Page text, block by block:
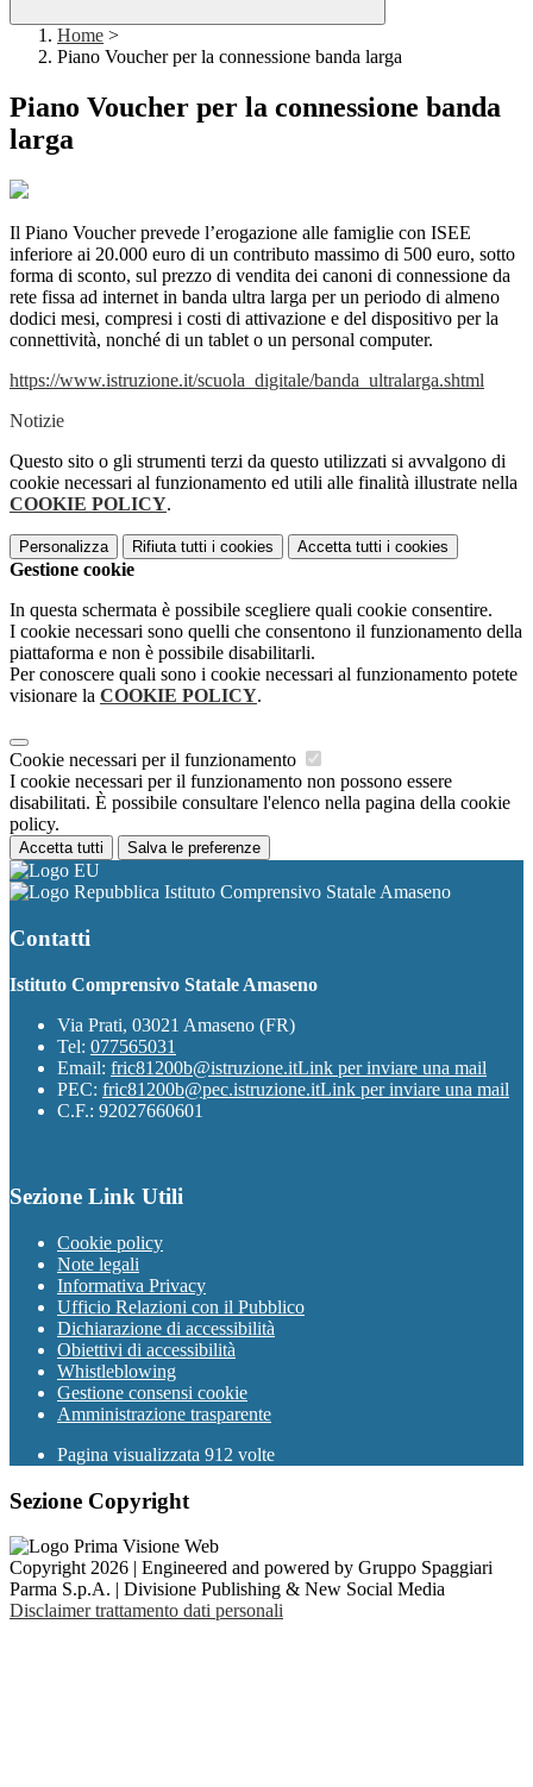
Home >
Piano Voucher per la connessione banda larga
Piano Voucher per la connessione banda
larga
Il Piano Voucher prevede l’erogazione alle famiglie con ISEE
inferiore ai 20.000 euro di un contributo massimo di 500 euro, sotto
forma di sconto, sul prezzo di vendita dei canoni di connessione da
rete fissa ad internet in banda ultra larga per un periodo di almeno
dodici mesi, compresi i costi di attivazione e del dispositivo per la
connettività, nonché di un tablet o un personal computer.
https://www.istruzione.it/scuola_digitale/banda_ultralarga.shtml
Notizie
Questo sito o gli strumenti terzi da questo utilizzati si avvalgono di
cookie necessari al funzionamento ed utili alle finalità illustrate nella
COOKIE POLICY.
Personalizza Rifiuta tutti i cookies Accetta tutti i cookies
Gestione cookie
In questa schermata è possibile scegliere quali cookie consentire.
I cookie necessari sono quelli che consentono il funzionamento della
piattaforma e non è possibile disabilitarli.
Per conoscere quali sono i cookie necessari al funzionamento potete
visionare la COOKIE POLICY.
Cookie necessari per il funzionamento
I cookie necessari per il funzionamento non possono essere
disabilitati. È possibile consultare l'elenco nella pagina della cookie
policy.
Accetta tutti Salva le preferenze
Istituto Comprensivo Statale Amaseno
Contatti
Istituto Comprensivo Statale Amaseno
Via Prati, 03021 Amaseno (FR)
Tel: 077565031
Email: fric81200b@istruzione.itLink per inviare una mail
PEC: fric81200b@pec.istruzione.itLink per inviare una mail
C.F.: 92027660601
Sezione Link Utili
Cookie policy
Note legali
Informativa Privacy
Ufficio Relazioni con il Pubblico
Dichiarazione di accessibilità
Obiettivi di accessibilità
Whistleblowing
Gestione consensi cookie
Amministrazione trasparente
Pagina visualizzata 912 volte
Sezione Copyright
Copyright 2026 | Engineered and powered by Gruppo Spaggiari
Parma S.p.A. | Divisione Publishing & New Social Media
Disclaimer trattamento dati personali